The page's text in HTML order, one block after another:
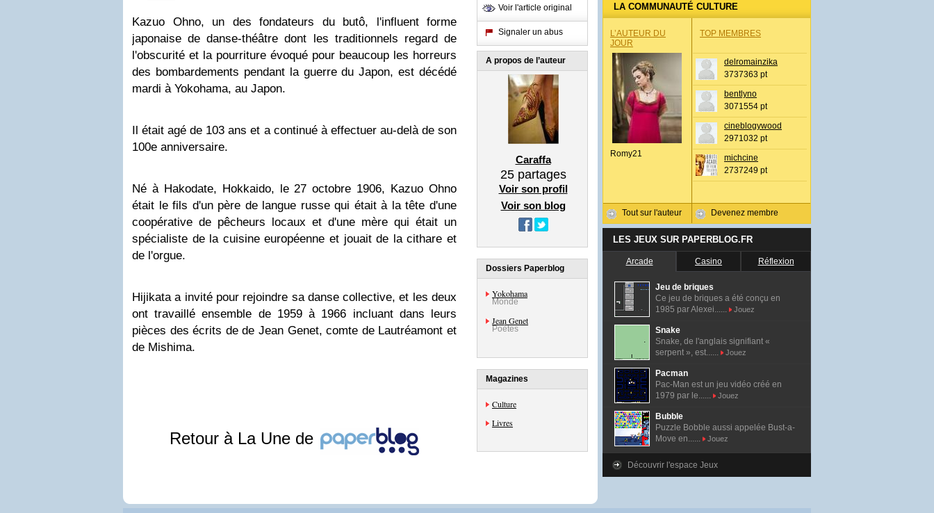
Kazuo Ohno, un des fondateurs du butô, l'influent forme
japonaise de danse-théâtre dont les traditionnels regard de
l'obscurité et la pourriture évoqué pour beaucoup les horreurs
des bombardements pendant la guerre du Japon, est décédé
mardi à Yokohama, au Japon.
Il était agé de 103 ans et a continué à effectuer au-delà de son
100e anniversaire.
Né à Hakodate, Hokkaido, le 27 octobre 1906, Kazuo Ohno
était le fils d'un père de langue russe qui était à la tête d'une
coopérative de pêcheurs locaux et d'une mère qui était un
spécialiste de la cuisine européenne et jouait de la cithare et
de l'orgue.
Hijikata a invité pour rejoindre sa danse collective, et les deux
ont travaillé ensemble de 1959 à 1966 incluant dans leurs
pièces des écrits de de Jean Genet, comte de Lautréamont et
de Mishima.
Retour à La Une de
Voir l'article original
Signaler un abus
A propos de l’auteur
Caraffa
25partages
Voir son profil
Voir son blog
Dossiers Paperblog
Yokohama
Monde
Jean Genet
Poètes
Magazines
Culture
Livres
LA COMMUNAUTÉ CULTURE
L’AUTEUR DU
JOUR
Romy21
Tout sur l'auteur
TOP MEMBRES
delromainzika
3737363 pt
bentlyno
3071554 pt
cineblogywood
2971032 pt
michcine
2737249 pt
Devenez membre
LES JEUX SUR PAPERBLOG.FR
Arcade Casino Réflexion
Jeu de briques
Ce jeu de briques a été conçu en
1985 par Alexei......
Jouez
Snake
Snake, de l'anglais signifiant «
serpent », est......
Jouez
Pacman
Pac-Man est un jeu vidéo créé en
1979 par le......
Jouez
Bubble
Puzzle Bobble aussi appelée Bust-a-
Move en......
Jouez
Découvrir l'espace Jeux